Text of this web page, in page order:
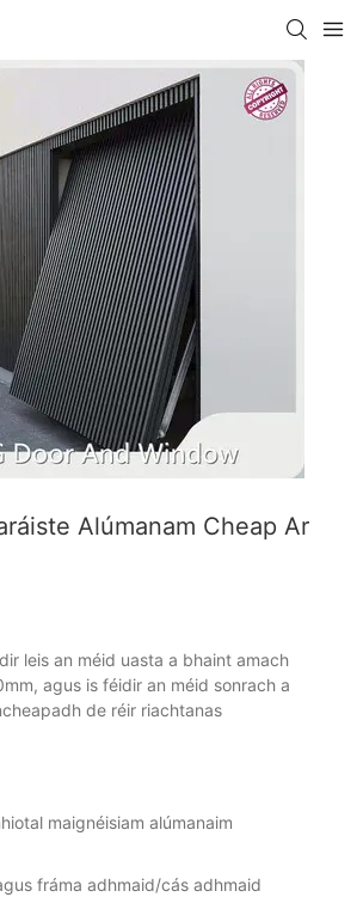
Alúmanam Cheap Ar
leis an méid uasta a bhaint amach
agus is féidir an méid sonrach a
de réir riachtanas
maignéisiam alúmanaim
fráma adhmaid/cás adhmaid